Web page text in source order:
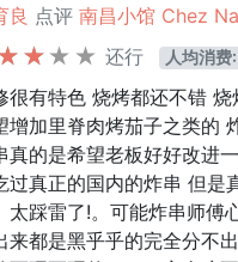
良 点评 南昌小馆 Chez
还行
人均消
很有特色 烧烤都还不错 烧
增加里脊肉烤茄子之类的
真的是希望老板好好改进
过真正的国内的炸串 但是
太踩雷了!。可能炸串师傅
来都是黑乎乎的完全分不